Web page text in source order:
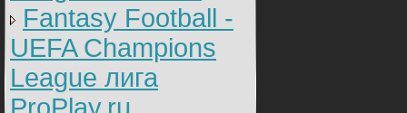
Fantasy Football -
UEFA Champions
League лига